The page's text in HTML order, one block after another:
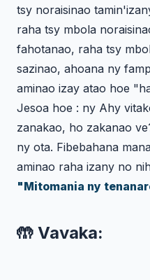
tsy noraisinao
raha tsy mbola
fahotanao, raha tsy
sazinao, ahoana ny
aminao izay atao hoe
Jesoa hoe : ny Ahy
zanakao, ho zakanao
ny ota. Fibebahana
aminao raha izany no
"Mitomania ny
🤲 Vavaka: